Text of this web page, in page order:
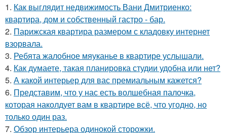
1. Как выглядит недвижимость Вани Дмитриенко:
квартира, дом и собственный гастро - бар.
2. Парижская квартира размером с кладовку интернет
взорвала.
3. Ребята жалобное мяуканье в квартире услышали.
4. Как думаете, такая планировка студии удобна или нет?
5. А какой интерьер для вас премиальным кажется?
6. Представим, что у нас есть волшебная палочка,
которая наколдует вам в квартире всё, что угодно, но
только один раз.
7. Обзор интерьера одинокой сторожки.